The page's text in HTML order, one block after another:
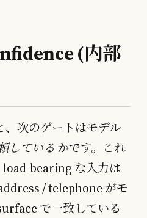
(内部
次のゲートはモデル
している かです。これ
bearing な入力は
/ telephone がモ
で一致している